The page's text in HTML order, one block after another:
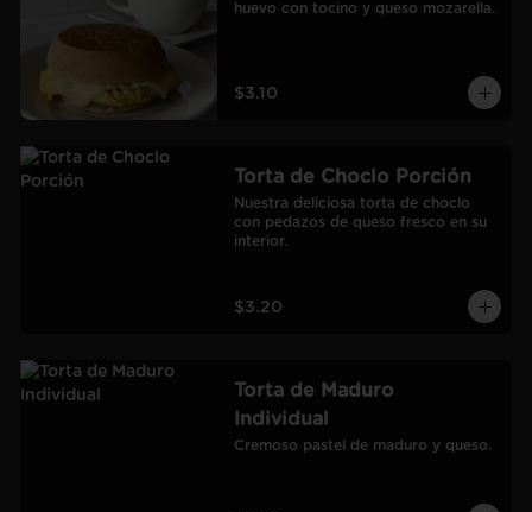
huevo con tocino y queso mozarella.
$3.10
Torta de Choclo Porción
Nuestra deliciosa torta de choclo
con pedazos de queso fresco en su
interior.
$3.20
Torta de Maduro
Individual
Cremoso pastel de maduro y queso.